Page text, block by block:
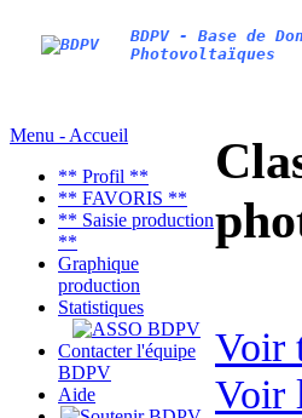
BDPV - Base de
Photovoltaïques
Menu - Accueil
** Profil **
** FAVORIS **
** Saisie production
**
Graphique
production
Statistiques
Contacter l'équipe
BDPV
Aide
Voir
Voir